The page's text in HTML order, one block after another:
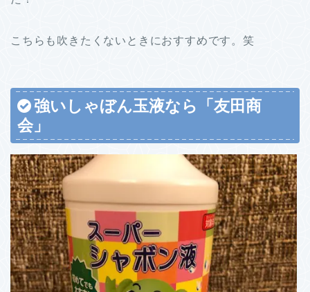
こちらも吹きたくないときにおすすめです。笑
強いしゃぼん玉液なら「友田商
会」